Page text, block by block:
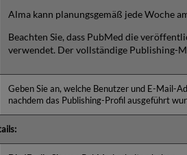
Alma kann planungsgemäß jede Woche
Beachten Sie, dass PubMed die
verwendet. Der vollständige Publishing-
Geben Sie an, welche Benutzer und E-Mail-
nachdem das Publishing-Profil ausgeführt